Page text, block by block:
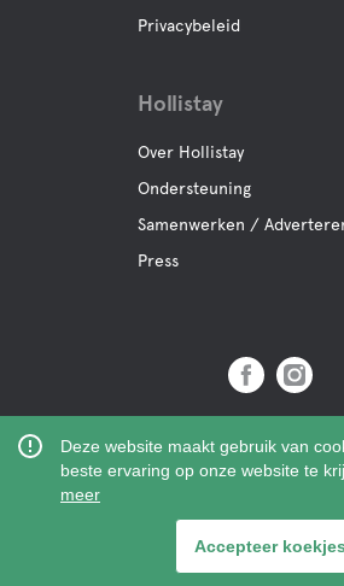
Deze website maakt gebruik van
beste ervaring op onze website te
meer
Accepteer koekjes
Privacybeleid
Hollistay
Over Hollistay
Ondersteuning
Samenwerken /
Press
Org.Nr: 559121-9463